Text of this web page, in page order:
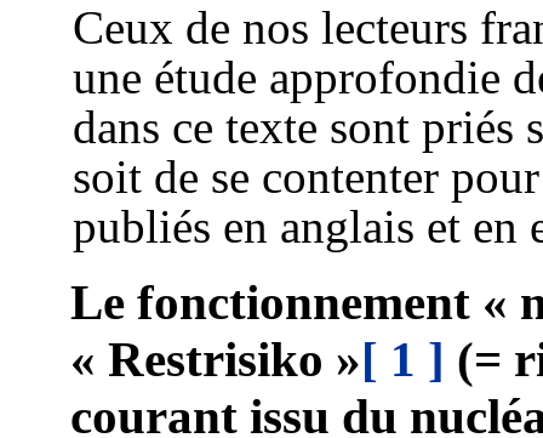
Ceux de nos lecteurs
une étude approfondie
dans ce texte sont priés
soit de se contenter
publiés en anglais et en
Le fonctionnement «
« Restrisiko »[ 1 ] (=
courant issu du